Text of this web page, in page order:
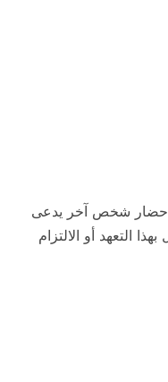
بإحضار شخص آخر يدعى
التعهد أو الالتزام